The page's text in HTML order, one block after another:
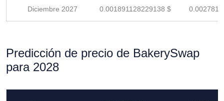
Diciembre 2027 0.001891128229138 $
Predicción de precio de BakerySwap
para 2028